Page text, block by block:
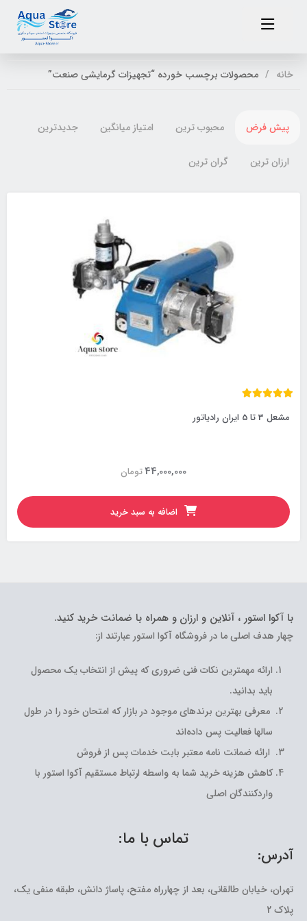
خانه محصولات برچسب خورده “تجهیزات گرمایشی صنعت”
پیش فرض محبوب ترین امتیاز میانگین جدیدترین
ارزان ترین گران ترین
مشعل 3 تا 5 ایران رادیاتور
تومان44,000,000
اضافه به سبد خرید
با آکوا استور ، آنلاین و ارزان و همراه با ضمانت خرید کنید.
چهار هدف اصلی ما در فروشگاه آکوا استور عبارتند از:
ارائه مهمترین نکات فنی ضروری که پیش از انتخاب یک محصول
باید بدانید.
معرفی بهترین برندهای موجود در بازار که امتحان خود را در طول
سالها فعالیت پس داده‌اند
ارائه ضمانت نامه معتبر بابت خدمات پس از فروش
کاهش هزینه خرید شما به واسطه ارتباط مستقیم آکوا استور با
واردکنندگان اصلی
تماس با ما:
آدرس:
تهران، خیابان طالقانی، بعد از چهارراه مفتح، پاساژ دانش، طبقه منفی یک،
پلاک 2